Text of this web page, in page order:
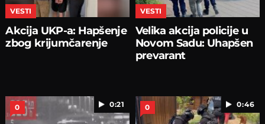
VESTI
Akcija UKP-a: Hapšenje
zbog krijumčarenje
VESTI
Velika akcija policije u
Novom Sadu: Uhapšen
prevarant
0:21
0 0:46
0